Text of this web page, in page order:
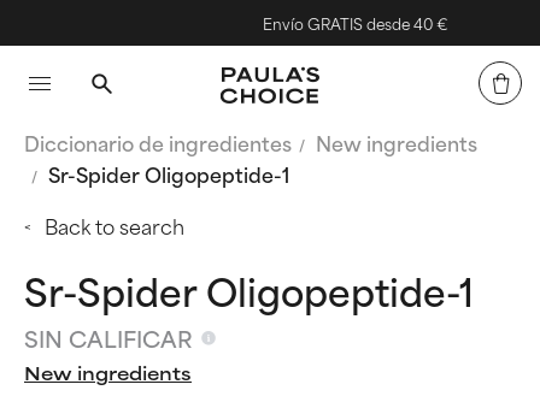
Envío GRATIS desde 40 €
Diccionario de ingredientes
New ingredients
Sr-Spider Oligopeptide-1
Back to search
Sr-Spider Oligopeptide-1
SIN CALIFICAR
New ingredients